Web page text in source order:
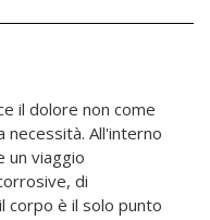
il dolore non come
necessità. All'interno
un viaggio
di
corpo è il solo punto